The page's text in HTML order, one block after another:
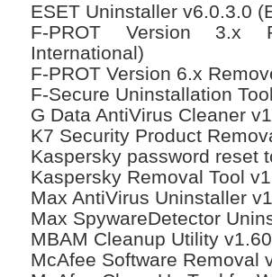
ESET Uninstaller v6.0.3.0
F-PROT Version 3.x
International)
F-PROT Version 6.x
F-Secure Uninstallation
G Data AntiVirus Cleaner
K7 Security Product
Kaspersky password reset
Kaspersky Removal Tool
Max AntiVirus Uninstaller
Max SpywareDetector
MBAM Cleanup Utility
McAfee Software Removal